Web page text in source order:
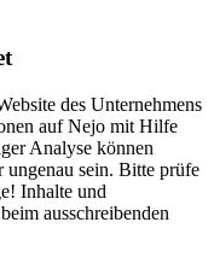
des Unternehmens
auf Nejo mit Hilfe
Analyse können
sein. Bitte prüfe
Inhalte und
ausschreibenden